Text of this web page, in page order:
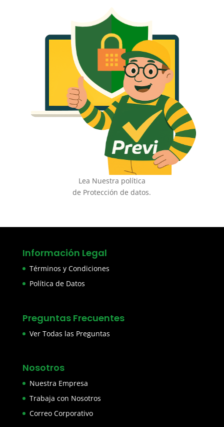
Lea Nuestra política
de Protección de datos.
Información Legal
Términos y Condiciones
Política de Datos
Preguntas Frecuentes
Ver Todas las Preguntas
Nosotros
Nuestra Empresa
Trabaja con Nosotros
Correo Corporativo